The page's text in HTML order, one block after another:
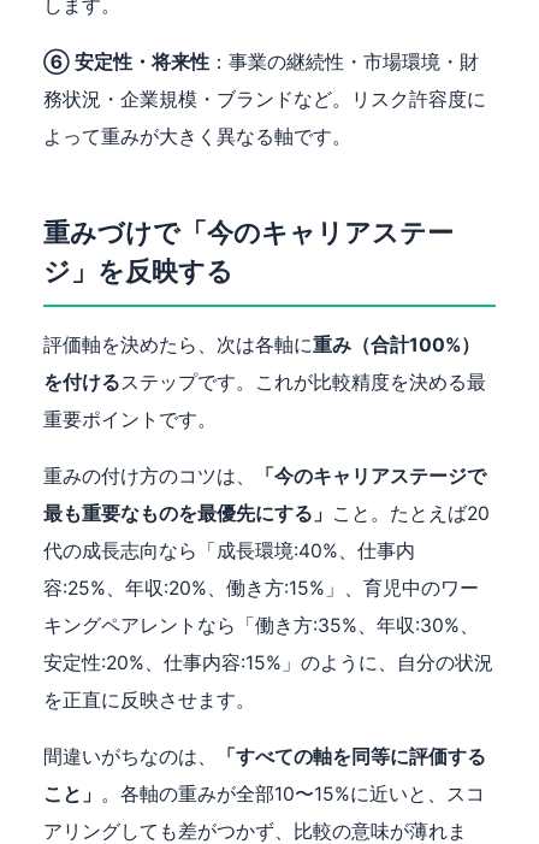
します。
⑥ 安定性・将来性 ：事業の継続性・市場環境・財
務状況・企業規模・ブランドなど。リスク許容度に
よって重みが大きく異なる軸です。
重みづけで「今のキャリアステー
ジ」を反映する
評価軸を決めたら、次は各軸に重み（合計100%）
を付けるステップです。これが比較精度を決める最
重要ポイントです。
重みの付け方のコツは、
「今のキャリアステージで
最も重要なものを最優先にする」 こと。たとえば20
代の成長志向なら「成長環境:40%、仕事内
容:25%、年収:20%、働き方:15%」、育児中のワー
キングペアレントなら「働き方:35%、年収:30%、
安定性:20%、仕事内容:15%」のように、自分の状況
を正直に反映させます。
間違いがちなのは、
「すべての軸を同等に評価する
こと」 。各軸の重みが全部10〜15%に近いと、スコ
アリングしても差がつかず、比較の意味が薄れま